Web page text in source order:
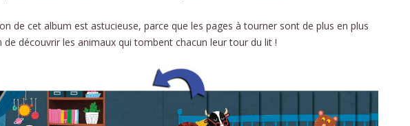
de cet album est astucieuse, parce que les pages à tourner sont de plus en plus
de découvrir les animaux qui tombent chacun leur tour du lit !